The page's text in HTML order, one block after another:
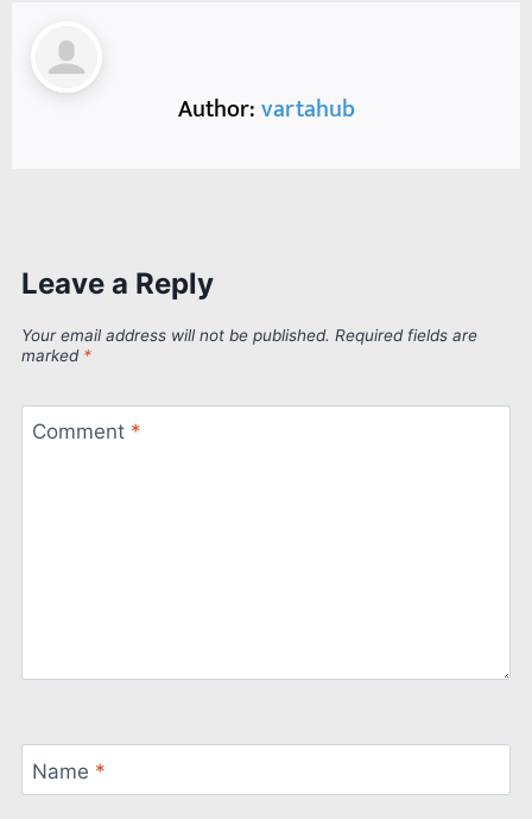
Author:vartahub
Leave a Reply
Your email address will not be published. Required fields are
marked *
Comment *
Name *